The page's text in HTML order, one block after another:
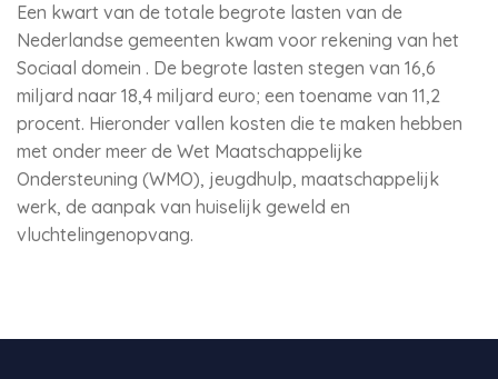
Een kwart van de totale begrote lasten van de
Nederlandse gemeenten kwam voor rekening van het
Sociaal domein . De begrote lasten stegen van 16,6
miljard naar 18,4 miljard euro; een toename van 11,2
procent. Hieronder vallen kosten die te maken hebben
met onder meer de Wet Maatschappelijke
Ondersteuning (WMO), jeugdhulp, maatschappelijk
werk, de aanpak van huiselijk geweld en
vluchtelingenopvang.